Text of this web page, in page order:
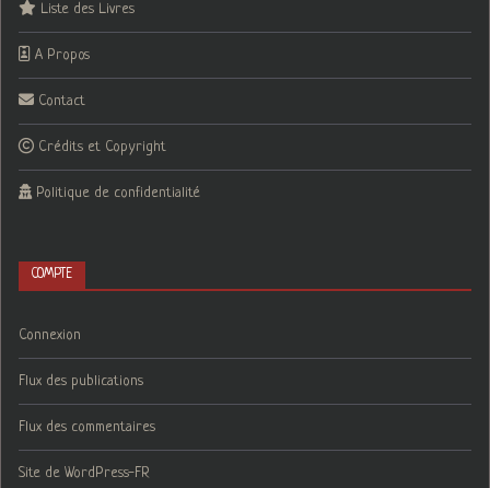
Liste des Livres
A Propos
Contact
Crédits et Copyright
Politique de confidentialité
COMPTE
Connexion
Flux des publications
Flux des commentaires
Site de WordPress-FR